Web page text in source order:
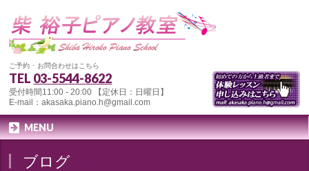
ご予約 ･ お問合わせはこちら
TEL 03-5544-8622
受付時間11:00 - 20:00 【定休日：日曜日】
E-mail：akasaka.piano.h@gmail.com
MENU
ブログ